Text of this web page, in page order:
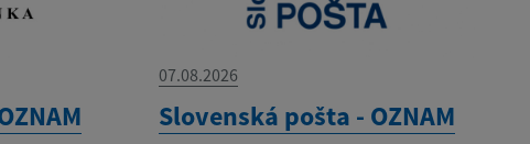
07.08.2026
Slovenská pošta - OZNAM